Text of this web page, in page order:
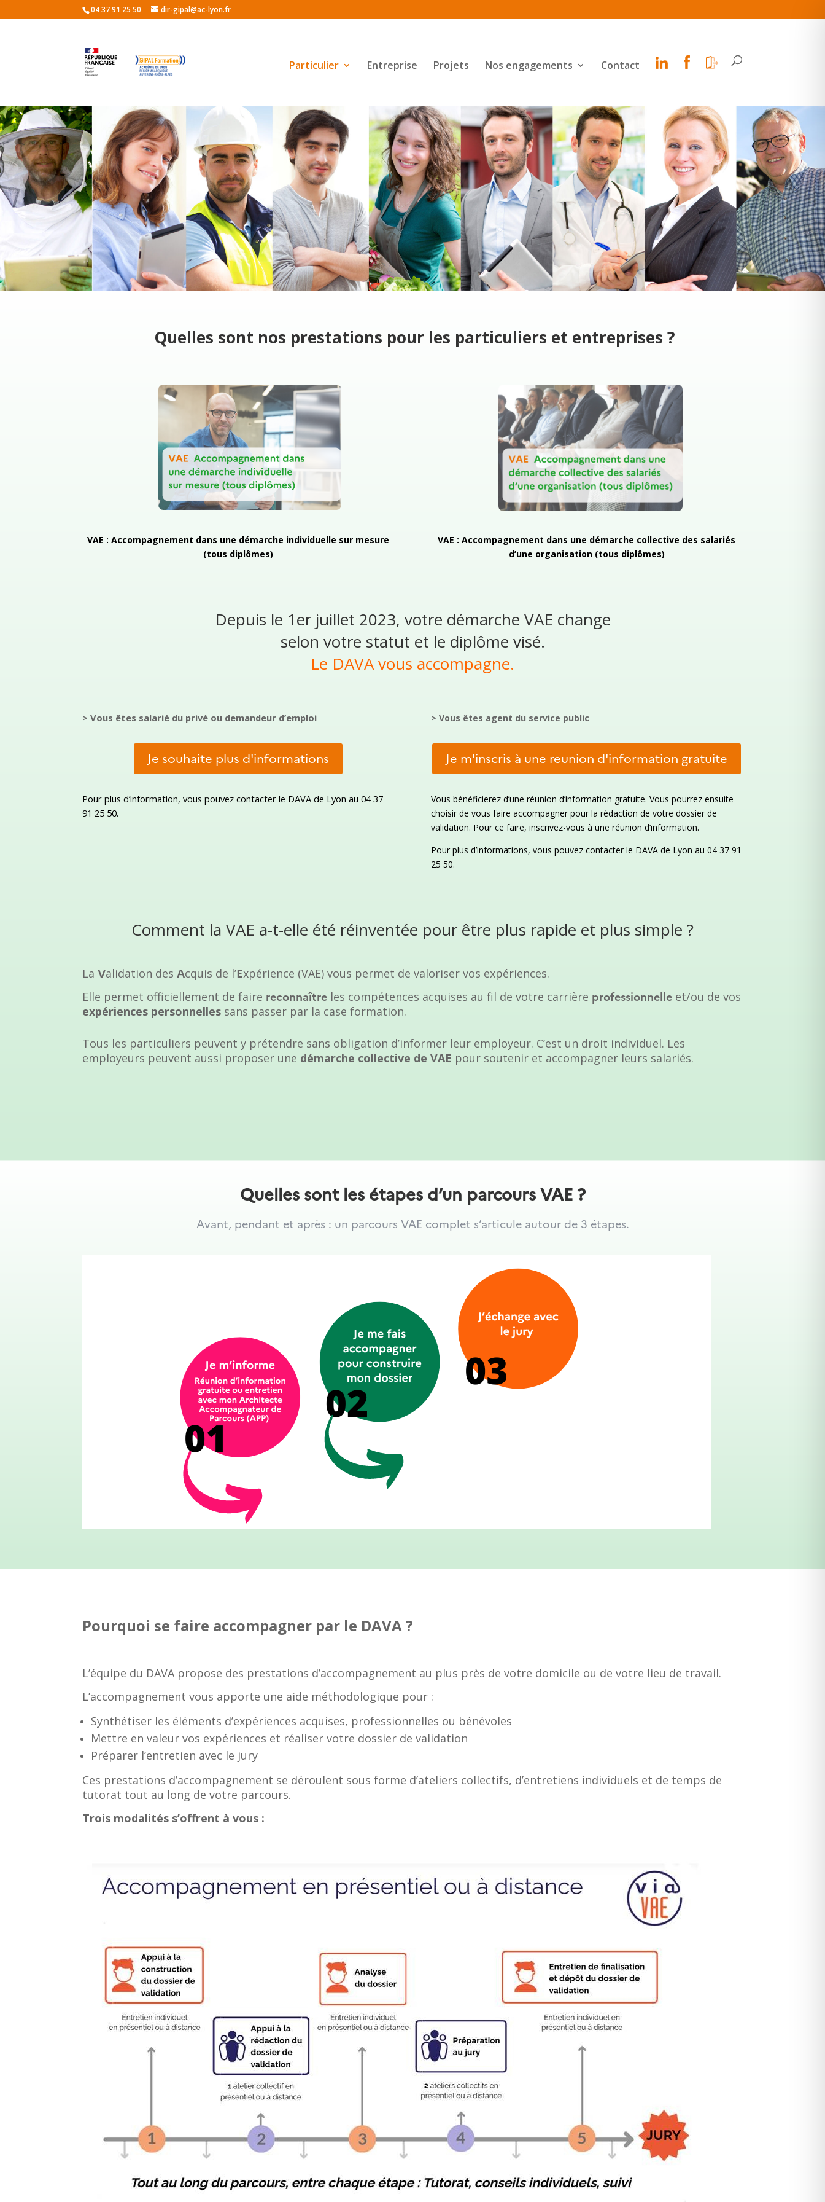
04 37 91 25 50 dir-gipal@ac-lyon.fr
Particulier Entreprise Projets Nos engagements Contact
Quelles sont nos prestations pour les particuliers et entreprises ?
VAE : Accompagnement dans une démarche individuelle sur mesure
(tous diplômes)
VAE : Accompagnement dans une démarche collective des salariés
d’une organisation (tous diplômes)
Depuis le 1er juillet 2023, votre démarche VAE change
selon votre statut et le diplôme visé.
Le DAVA vous accompagne.
> Vous êtes salarié du privé ou demandeur d’emploi
Je souhaite plus d'informations
Pour plus d’information, vous pouvez contacter le DAVA de Lyon au 04 37
91 25 50.
> Vous êtes agent du service public
Je m'inscris à une reunion d'information gratuite
Vous bénéficierez d’une réunion d’information gratuite. Vous pourrez ensuite
choisir de vous faire accompagner pour la rédaction de votre dossier de
validation. Pour ce faire, inscrivez-vous à une réunion d’information.
Pour plus d’informations, vous pouvez contacter le DAVA de Lyon au 04 37 91
25 50.
Comment la VAE a-t-elle été réinventée pour être plus rapide et plus simple ?
LaValidation desAcquis de l’Expérience (VAE) vous permet de valoriser vos expériences.
Elle permet officiellement de faire reconnaître les compétences acquises au fil de votre carrière professionnelle et/ou de vos
expériences personnelles sans passer par la case formation.
Tous les particuliers peuvent y prétendre sans obligation d’informer leur employeur. C’est un droit individuel. Les
employeurs peuvent aussi proposer une démarche collective de VAE pour soutenir et accompagner leurs salariés.
Quelles sont les étapes d’un parcours VAE ?
Avant, pendant et après : un parcours VAE complet s’articule autour de 3 étapes.
Pourquoi se faire accompagner par le DAVA ?
L’équipe du DAVA propose des prestations d’accompagnement au plus près de votre domicile ou de votre lieu de travail.
L’accompagnement vous apporte une aide méthodologique pour :
Synthétiser les éléments d’expériences acquises, professionnelles ou bénévoles
Mettre en valeur vos expériences et réaliser votre dossier de validation
Préparer l’entretien avec le jury
Ces prestations d’accompagnement se déroulent sous forme d’ateliers collectifs, d’entretiens individuels et de temps de
tutorat tout au long de votre parcours.
Trois modalités s’offrent à vous :